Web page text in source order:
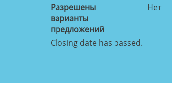
Разрешены
варианты
предложений
Нет
Closing date has passed.